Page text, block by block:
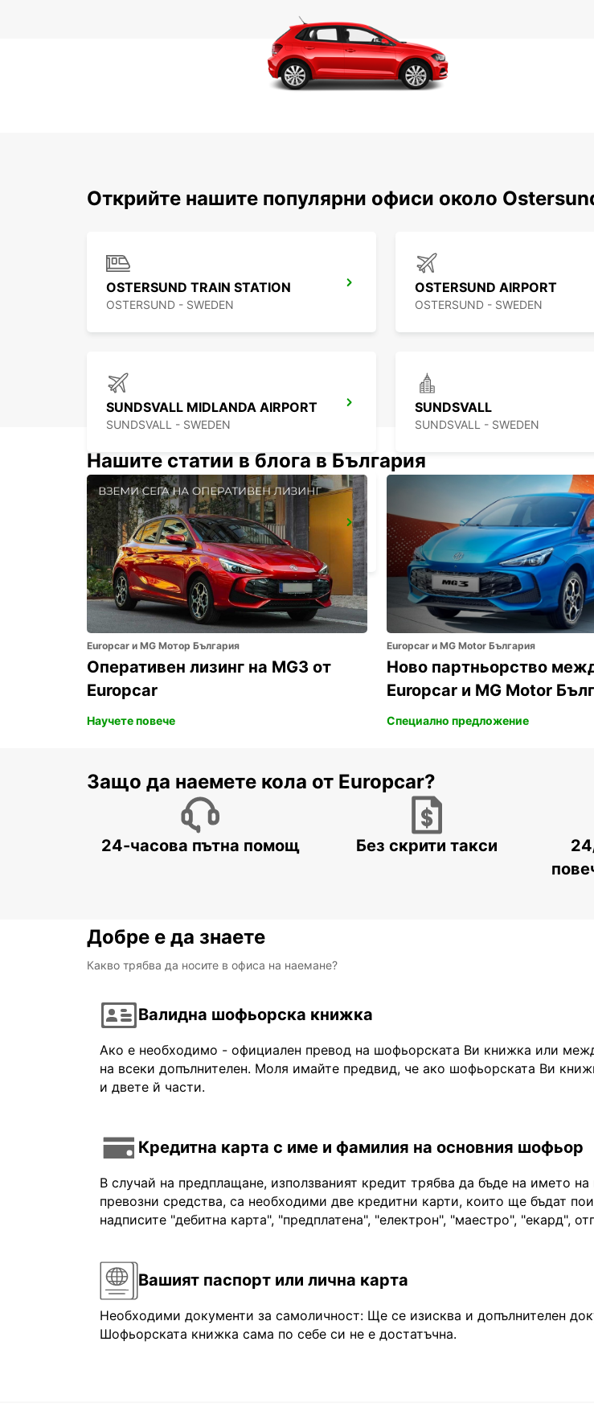
Открийте нашите популярни офиси около
OSTERSUND TRAIN STATION
OSTERSUND - SWEDEN
OSTERSUND AIRPORT
OSTERSUND - SWEDEN
SUNDSVALL MIDLANDA AIRPORT
SUNDSVALL - SWEDEN
SUNDSVALL
SUNDSVALL - SWEDEN
ORNSKOLDSVIK
ORNSKOLDSVIK - SWEDEN
HUDIKSVALL TRAIN
HUDIKSVALL - SWEDEN
Нашите статии в блога в България
Europcar и MG Мотор България
Оперативен лизинг на MG3 от
Europcar
Научете повече
Europcar и MG Motor България
Ново партньорство
Europcar и MG Motor
Специално предложение
Защо да наемете кола от Europcar?
24-часова пътна помощ Без скрити такси
Добре е да знаете
Какво трябва да носите в офиса на наемане?
Валидна шофьорска книжка
Ако е необходимо - официален превод на шофьорската Ви книжка или
на всеки допълнителен. Моля имайте предвид, че ако шофьорската Ви
и двете й части.
Кредитна карта с име и фамилия на основния шофьор
В случай на предплащане, използваният кредит трябва да бъде на името
превозни средства, са необходими две кредитни карти, които ще бъдат
надписите "дебитна карта", "предплатена", "електрон", "маестро", "екард",
Вашият паспорт или лична карта
Необходими документи за самоличност: Ще се изисква и допълнителен
Шофьорската книжка сама по себе си не е достатъчна.